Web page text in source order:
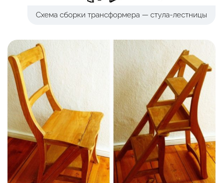
Схема сборки трансформера — стула-лестницы